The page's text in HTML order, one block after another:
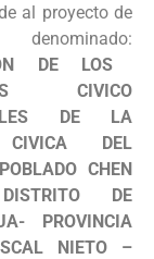
al proyecto de
denominado:
DE LOS
CIVICO
DE LA
DEL
CHEN
DE
PROVINCIA
NIETO –